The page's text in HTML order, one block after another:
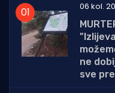
06 kol.
ne
sve